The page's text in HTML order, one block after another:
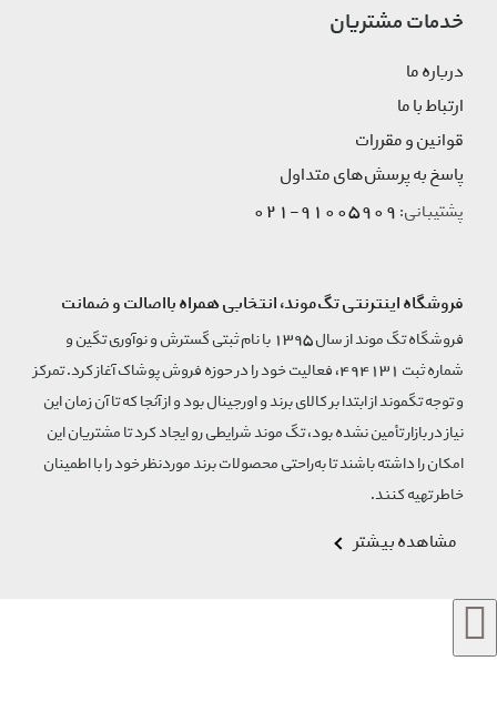
خدمات مشتریان
درباره ما
ارتباط با ما
قوانین و مقررات
پاسخ به پرسش‌های متداول
پشتیبانی:91005909-021
فروشگاه اینترنتی تگ‌موند، انتخابی همراه بااصالت و ضمانت
فروشگاه تگ موند از سال 1395 با نام ثبتی گسترش و نوآوری تگین و
شماره ثبت 494131، فعالیت خود را در حوزه فروش پوشاک آغاز کرد. تمرکز
و توجه تگموند از ابتدا بر کالای برند و اورجینال بود و از آنجا که تا آن زمان این
نیاز در بازار تأمین نشده بود، تگ موند شرایطی رو ایجاد کرد تا مشتریان این
امکان را داشته باشند تا به‌راحتی محصولات برند مورد‌نظر خود را با اطمینان
خاطر تهیه کنند.
مشاهده بیشتر